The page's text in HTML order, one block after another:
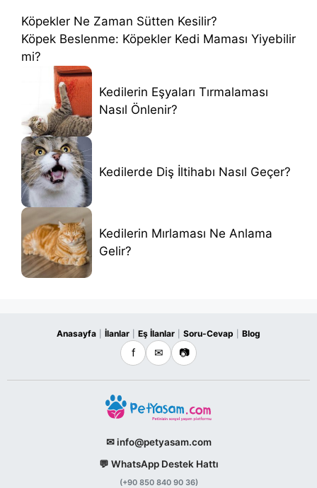
Köpekler Ne Zaman Sütten Kesilir?
Köpek Beslenme: Köpekler Kedi Maması Yiyebilir
mi?
Kedilerin Eşyaları Tırmalaması
Nasıl Önlenir?
Kedilerde Diş İltihabı Nasıl Geçer?
Kedilerin Mırlaması Ne Anlama
Gelir?
Anasayfa İlanlar Eş İlanlar Soru-Cevap Blog
f ✉ 📷
✉ info@petyasam.com
💬 WhatsApp Destek Hattı
(+90 850 840 90 36)